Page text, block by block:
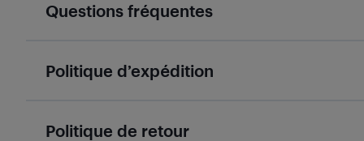
Questions fréquentes
Politique d’expédition
Politique de retour